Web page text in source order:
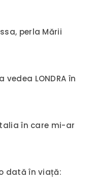
perla Mării
vedea LONDRA în
în care mi-ar
dată în viață: